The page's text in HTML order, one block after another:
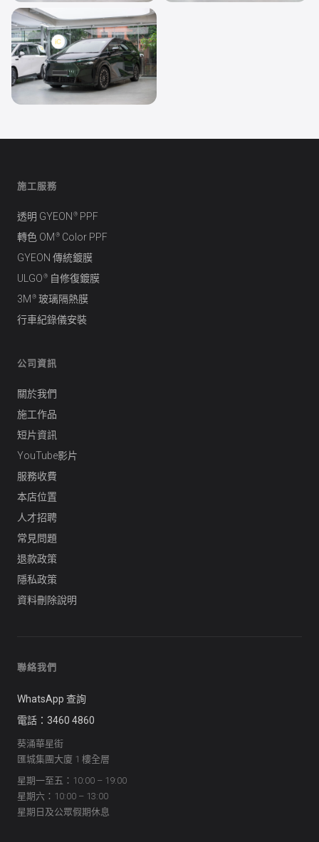
轉色 PPF
Zeekr 7X
Onyx Rose Metallic
XPENG X9
施工服務
透明 GYEON ® PPF
轉色 OM ® Color PPF
GYEON 傳統鍍膜
ULGO ® 自修復鍍膜
3M ® 玻璃隔熱膜
行車紀錄儀安裝
公司資訊
關於我們
施工作品
短片資訊
YouTube影片
服務收費
本店位置
人才招聘
常見問題
退款政策
隱私政策
資料刪除說明
聯絡我們
WhatsApp 查詢
電話：3460 4860
葵涌華星街
匯城集團大廈 1 樓全層
星期一至五：10:00 – 19:00
星期六：10:00 – 13:00
星期日及公眾假期休息